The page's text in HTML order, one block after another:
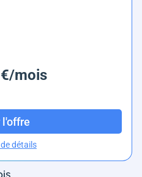
mois
l'offre
détails